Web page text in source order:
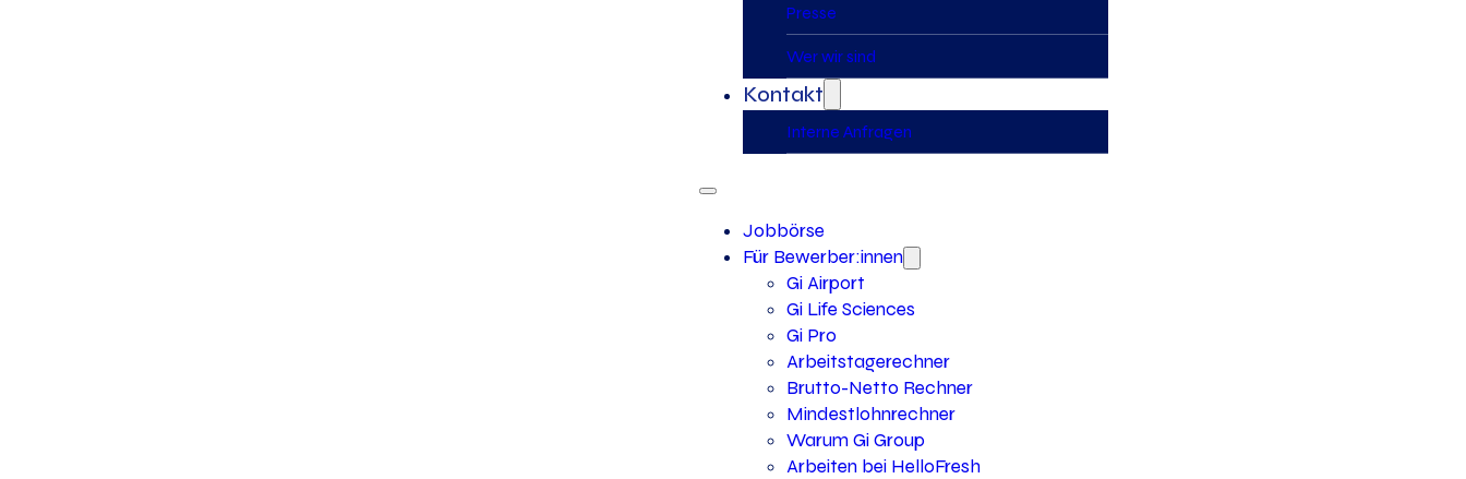
Presse
Wer wir sind
Kontakt
Interne Anfragen
Jobbörse
Für Bewerber:innen
Gi Airport
Gi Life Sciences
Gi Pro
Arbeitstagerechner
Brutto-Netto Rechner
Mindestlohnrechner
Warum Gi Group
Arbeiten bei HelloFresh